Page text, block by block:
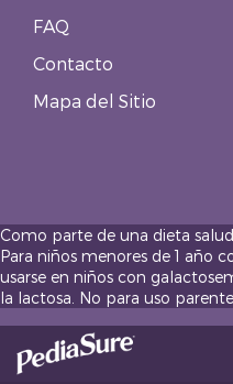
FAQ
Contacto
Mapa del Sitio
Como parte de una dieta
Para niños menores de 1 año
usarse en niños con
la lactosa. No para uso